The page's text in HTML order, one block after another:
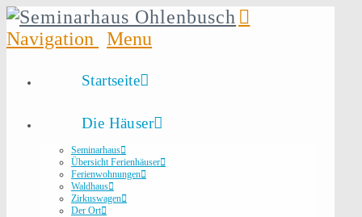
Navigation
Startseite
Die Häuser
Seminarhaus
Übersicht Ferienhäuser
Ferienwohnungen
Waldhaus
Zirkuswagen
Der Ort